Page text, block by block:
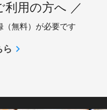
利用の方へ ／
（無料）が必要です
ら